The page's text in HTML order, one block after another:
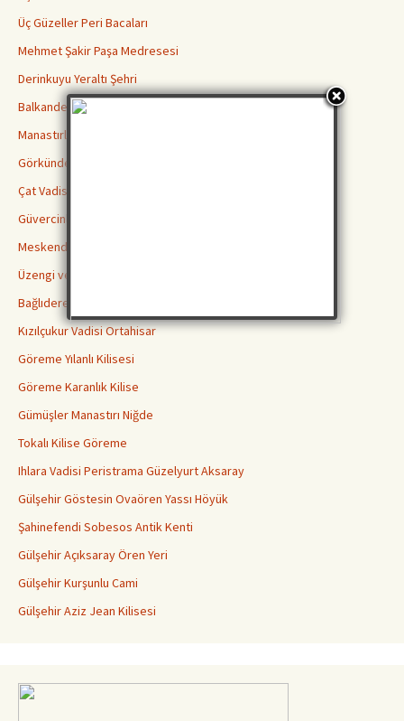
Üç Güzeller Peri Bacaları
Mehmet Şakir Paşa Medresesi
Derinkuyu Yeraltı Şehri
Balkanderesi Vadisi
Manastırlar Vadisi
Görkündere Vadisi
Çat Vadisi
Güvercinlik Vadisi
Meskendir Vadisi
Üzengi ve Gomeda Vadileri
Bağlıdere Aşk Vadisi
Kızılçukur Vadisi Ortahisar
Göreme Yılanlı Kilisesi
Göreme Karanlık Kilise
Gümüşler Manastırı Niğde
Tokalı Kilise Göreme
Ihlara Vadisi Peristrama Güzelyurt Aksaray
Gülşehir Göstesin Ovaören Yassı Höyük
Şahinefendi Sobesos Antik Kenti
Gülşehir Açıksaray Ören Yeri
Gülşehir Kurşunlu Cami
Gülşehir Aziz Jean Kilisesi